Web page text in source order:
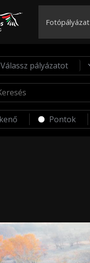
Fotópályázat
Válassz pályázatot
Pontok